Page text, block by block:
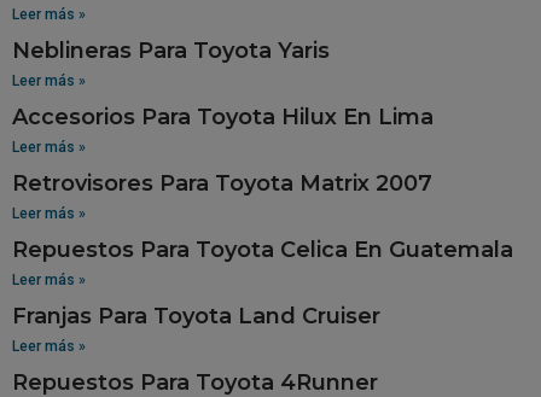
Leer más »
Neblineras Para Toyota Yaris
Leer más »
Accesorios Para Toyota Hilux En Lima
Leer más »
Retrovisores Para Toyota Matrix 2007
Leer más »
Repuestos Para Toyota Celica En Guatemala
Leer más »
Franjas Para Toyota Land Cruiser
Leer más »
Repuestos Para Toyota 4Runner